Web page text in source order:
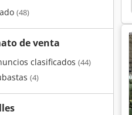
(48)
de venta
clasificados (44)
(4)